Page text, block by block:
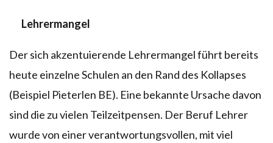
Lehrermangel
Der sich akzentuierende Lehrermangel führt bereits
heute einzelne Schulen an den Rand des Kollapses
(Beispiel Pieterlen BE). Eine bekannte Ursache davon
sind die zu vielen Teilzeitpensen. Der Beruf Lehrer
wurde von einer verantwortungsvollen, mit viel